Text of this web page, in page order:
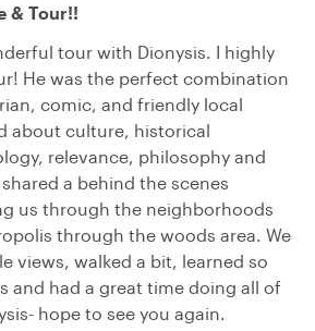
& Tour!!
tour with Dionysis. I highly
He was the perfect combination
comic, and friendly local
about culture, historical
relevance, philosophy and
a behind the scenes
us through the neighborhoods
through the woods area. We
views, walked a bit, learned so
and had a great time doing all of
hope to see you again.